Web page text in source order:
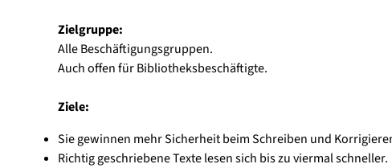
Zielgruppe:
Alle Beschäftigungsgruppen.
Auch offen für Bibliotheksbeschäftigte.
Ziele:
Sie gewinnen mehr Sicherheit beim Schreiben und
Richtig geschriebene Texte lesen sich bis zu viermal schneller.